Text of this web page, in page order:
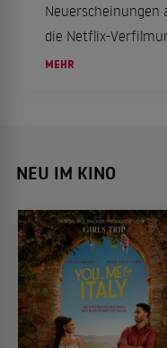
die Netflix-
Club", die Satire
MEHR
NEU IM KINO